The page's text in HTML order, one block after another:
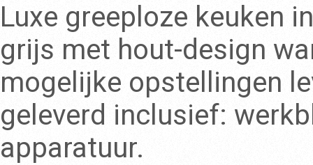
Luxe greeploze keuken
grijs met hout-design
mogelijke opstellingen
geleverd inclusief:
apparatuur.